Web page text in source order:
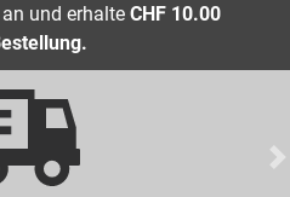
und erhalte CHF 10.00